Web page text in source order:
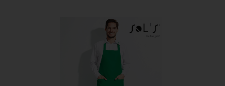
ab 7,56 € *
Artikel ansehen